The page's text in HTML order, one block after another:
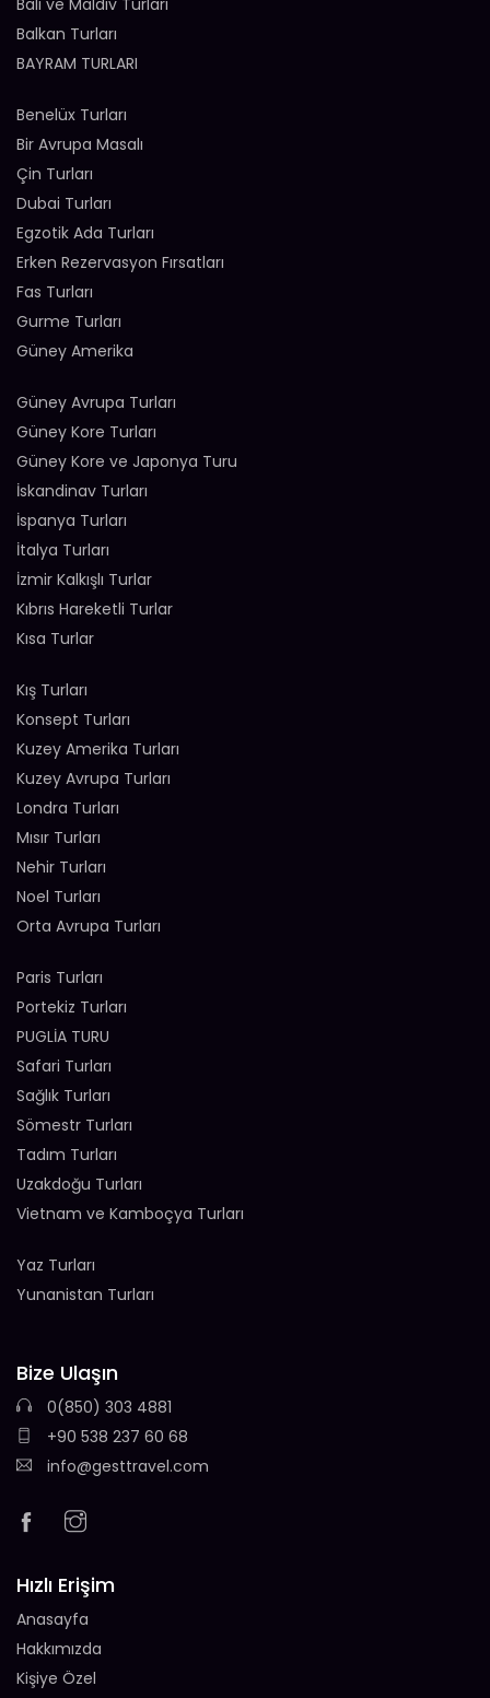
Bali ve Maldiv Turları
Balkan Turları
BAYRAM TURLARI
Benelüx Turları
Bir Avrupa Masalı
Çin Turları
Dubai Turları
Egzotik Ada Turları
Erken Rezervasyon Fırsatları
Fas Turları
Gurme Turları
Güney Amerika
Güney Avrupa Turları
Güney Kore Turları
Güney Kore ve Japonya Turu
İskandinav Turları
İspanya Turları
İtalya Turları
İzmir Kalkışlı Turlar
Kıbrıs Hareketli Turlar
Kısa Turlar
Kış Turları
Konsept Turları
Kuzey Amerika Turları
Kuzey Avrupa Turları
Londra Turları
Mısır Turları
Nehir Turları
Noel Turları
Orta Avrupa Turları
Paris Turları
Portekiz Turları
PUGLİA TURU
Safari Turları
Sağlık Turları
Sömestr Turları
Tadım Turları
Uzakdoğu Turları
Vietnam ve Kamboçya Turları
Yaz Turları
Yunanistan Turları
Bize Ulaşın
0(850) 303 4881
+90 538 237 60 68
info@gesttravel.com
Hızlı Erişim
Anasayfa
Hakkımızda
Kişiye Özel